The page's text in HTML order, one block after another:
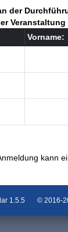
der
Vorname:
kann
1.5.5 © 2016-